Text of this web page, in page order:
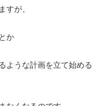
すが、
か
ような計画を立て始める